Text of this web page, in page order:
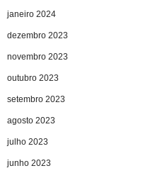
janeiro 2024
dezembro 2023
novembro 2023
outubro 2023
setembro 2023
agosto 2023
julho 2023
junho 2023